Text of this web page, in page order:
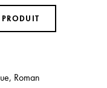
, Roman